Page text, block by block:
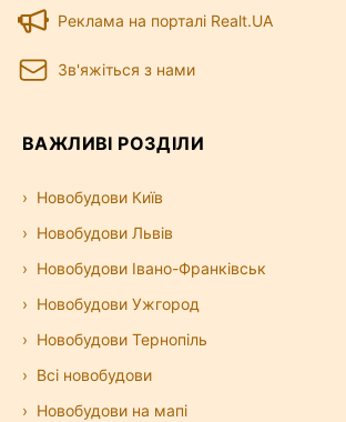
Реклама на порталі Realt.UA
Зв'яжіться з нами
ВАЖЛИВІ РОЗДІЛИ
Новобудови Київ
Новобудови Львів
Новобудови Івано-Франківськ
Новобудови Ужгород
Новобудови Тернопіль
Всі новобудови
Новобудови на мапі